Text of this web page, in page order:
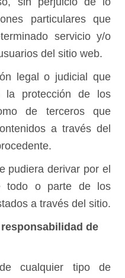
particulares que
servicio y/o
del sitio web.
legal o judicial que
la protección de los
de terceros que
a través del
pudiera derivar por el
todo o parte de los
a través del sitio.
de
cualquier tipo de